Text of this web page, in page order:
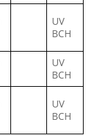
UV
BCH
UV
BCH
UV
BCH